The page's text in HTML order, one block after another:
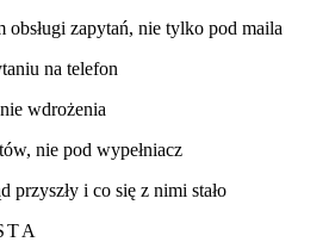
obsługi zapytań, nie tylko pod maila
na telefon
wdrożenia
nie pod wypełniacz
przyszły i co się z nimi stało